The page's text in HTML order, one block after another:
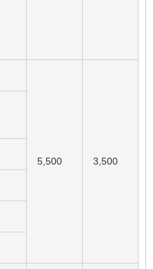
5,500 3,500